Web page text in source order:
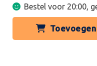
Bestel voor 20:00,